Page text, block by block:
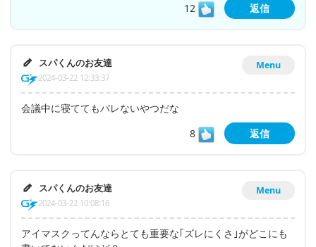
12
返信
Menu
スパくんのお友達
2024-03-22 12:33:37
会議中に寝ててもバレないやつだな
8
返信
Menu
スパくんのお友達
2024-03-22 10:08:16
アイマスクってんならとても重要な｢ズレにくさ｣がどこにも